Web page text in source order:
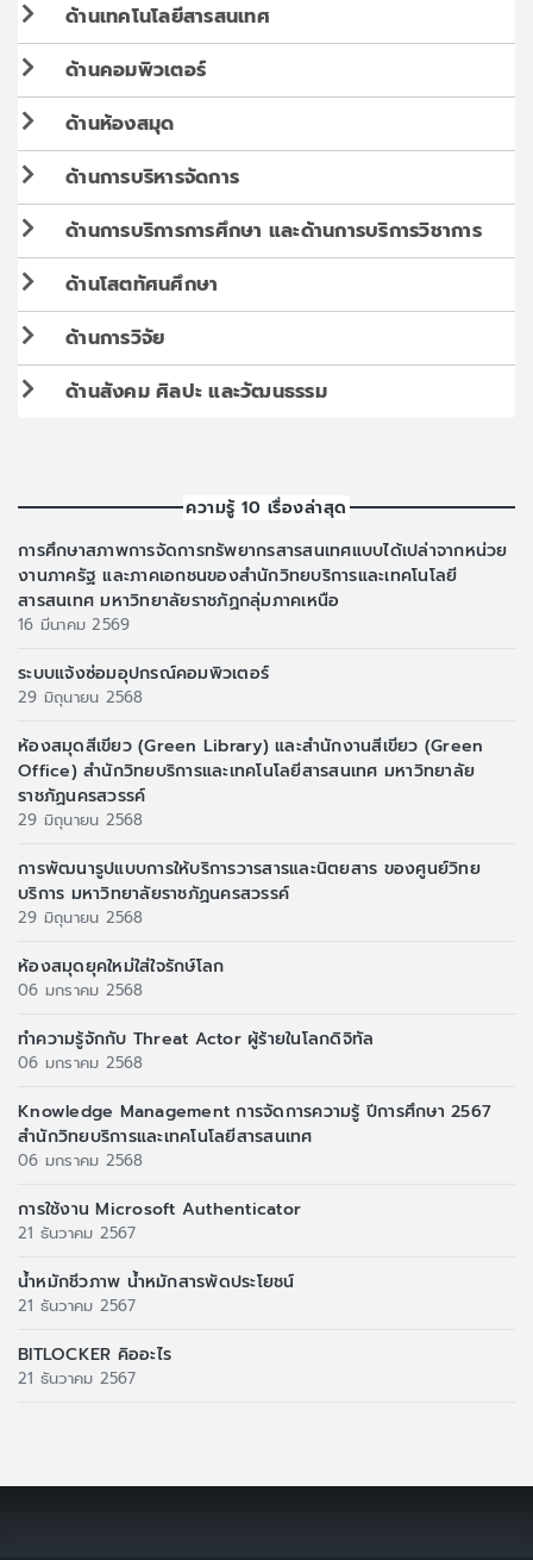
ด้านเทคโนโลยีสารสนเทศ
ด้านคอมพิวเตอร์
ด้านห้องสมุด
ด้านการบริหารจัดการ
ด้านการบริการการศึกษา และด้านการบริการวิชาการ
ด้านโสตทัศนศึกษา
ด้านการวิจัย
ด้านสังคม ศิลปะ และวัฒนธรรม
ความรู้ 10 เรื่องล่าสุด
การศึกษาสภาพการจัดการทรัพยากรสารสนเทศแบบได้เปล่าจากหน่วย
งานภาครัฐ และภาคเอกชนของสำนักวิทยบริการและเทคโนโลยี
สารสนเทศ มหาวิทยาลัยราชภัฏกลุ่มภาคเหนือ
16 มีนาคม 2569
ระบบแจ้งซ่อมอุปกรณ์คอมพิวเตอร์
29 มิถุนายน 2568
ห้องสมุดสีเขียว (Green Library) และสำนักงานสีเขียว (Green
Office) สำนักวิทยบริการและเทคโนโลยีสารสนเทศ มหาวิทยาลัย
ราชภัฏนครสวรรค์
29 มิถุนายน 2568
การพัฒนารูปแบบการให้บริการวารสารและนิตยสาร ของศูนย์วิทย
บริการ มหาวิทยาลัยราชภัฏนครสวรรค์
29 มิถุนายน 2568
ห้องสมุดยุคใหม่ใส่ใจรักษ์โลก
06 มกราคม 2568
ทำความรู้จักกับ Threat Actor ผู้ร้ายในโลกดิจิทัล
06 มกราคม 2568
Knowledge Management การจัดการความรู้ ปีการศึกษา 2567
สำนักวิทยบริการและเทคโนโลยีสารสนเทศ
06 มกราคม 2568
การใช้งาน Microsoft Authenticator
21 ธันวาคม 2567
น้ำหมักชีวภาพ น้ำหมักสารพัดประโยชน์
21 ธันวาคม 2567
BITLOCKER คิออะไร
21 ธันวาคม 2567